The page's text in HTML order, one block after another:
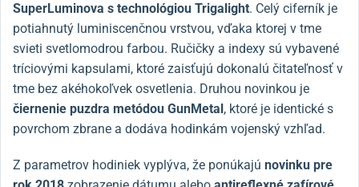
SuperLuminova s technológiou Trigalight. Celý ciferník je
potiahnutý luminiscenčnou vrstvou, vďaka ktorej v tme
svieti svetlomodrou farbou. Ručičky a indexy sú vybavené
tríciovými kapsulami, ktoré zaisťujú dokonalú čitateľnosť v
tme bez akéhokoľvek osvetlenia. Druhou novinkou je
čiernenie puzdra metódou GunMetal, ktoré je identické s
povrchom zbrane a dodáva hodinkám vojenský vzhľad.
Z parametrov hodiniek vyplýva, že ponúkajú novinku pre